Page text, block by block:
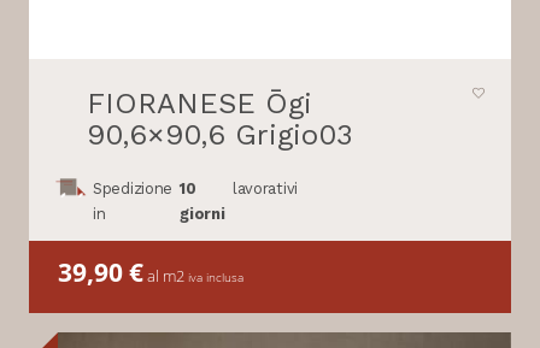
FIORANESE Ōgi
90,6×90,6 Grigio03
Spedizione
in
10
giorni
lavorativi
39,90€al m2 iva inclusa